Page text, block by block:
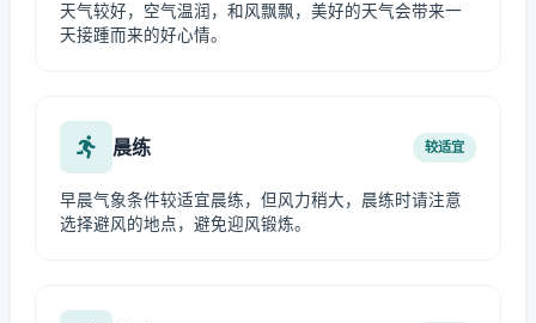
天气较好，空气温润，和风飘飘，美好的天气会带来一
天接踵而来的好心情。
晨练 较适宜
早晨气象条件较适宜晨练，但风力稍大，晨练时请注意
选择避风的地点，避免迎风锻炼。